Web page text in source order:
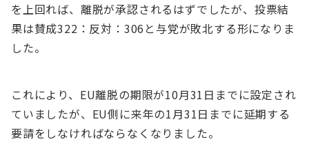
を上回れば、離脱が承認されるはずでしたが、投票結
果は賛成322：反対：306と与党が敗北する形になりま
した。
これにより、EU離脱の期限が10月31日までに設定され
ていましたが、EU側に来年の1月31日までに延期する
要請をしなければならなくなりました。